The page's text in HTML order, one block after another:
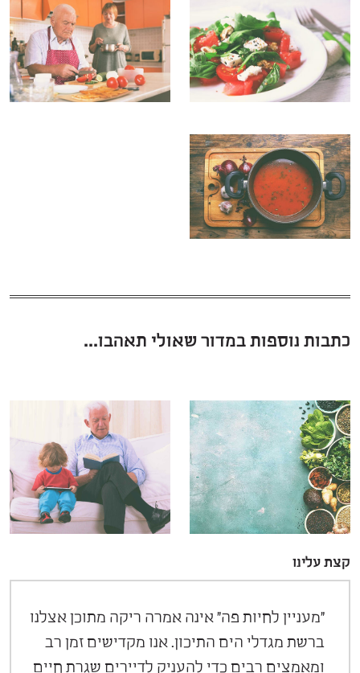
כתבות נוספות במדור שאולי תאהבו...
קצת עלינו
"מעניין לחיות פה" אינה אמרה ריקה מתוכן אצלנו
ברשת מגדלי הים התיכון. אנו מקדישים זמן רב
ומאמצים רבים כדי להעניק לדיירים שגרת חיים